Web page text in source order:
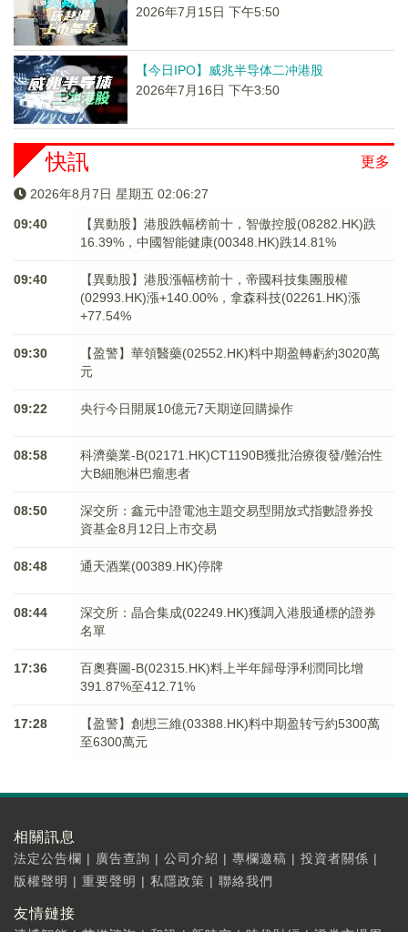
2026年7月15日 下午5:50
【今日IPO】威兆半导体二冲港股
2026年7月16日 下午3:50
更多
快訊
2026年8月7日 星期五 02:06:27
09:40
【異動股】港股跌幅榜前十，智傲控股(08282.HK)跌
16.39%，中國智能健康(00348.HK)跌14.81%
09:40
【異動股】港股漲幅榜前十，帝國科技集團股權
(02993.HK)漲+140.00%，拿森科技(02261.HK)漲
+77.54%
09:30
【盈警】華領醫藥(02552.HK)料中期盈轉虧約3020萬
元
09:22 央行今日開展10億元7天期逆回購操作
08:58
科濟藥業-B(02171.HK)CT1190B獲批治療復發/難治性
大B細胞淋巴瘤患者
08:50
深交所：鑫元中證電池主題交易型開放式指數證券投
資基金8月12日上市交易
08:48 通天酒業(00389.HK)停牌
08:44
深交所：晶合集成(02249.HK)獲調入港股通標的證券
名單
17:36
百奧賽圖-B(02315.HK)料上半年歸母淨利潤同比增
391.87%至412.71%
17:28
【盈警】創想三維(03388.HK)料中期盈转亏約5300萬
至6300萬元
相關訊息
法定公告欄 | 廣告查詢 | 公司介紹 | 專欄邀稿 | 投資者關係 |
版權聲明 | 重要聲明 | 私隱政策 | 聯絡我們
友情鏈接